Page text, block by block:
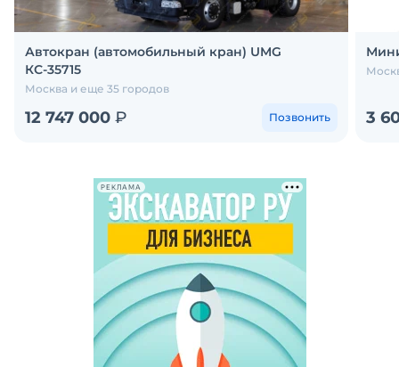
Автокран (автомобильный кран) UMG
КС-35715
Москва и еще 35 городов
12 747 000 ₽ Позвонить 3
РЕКЛАМА